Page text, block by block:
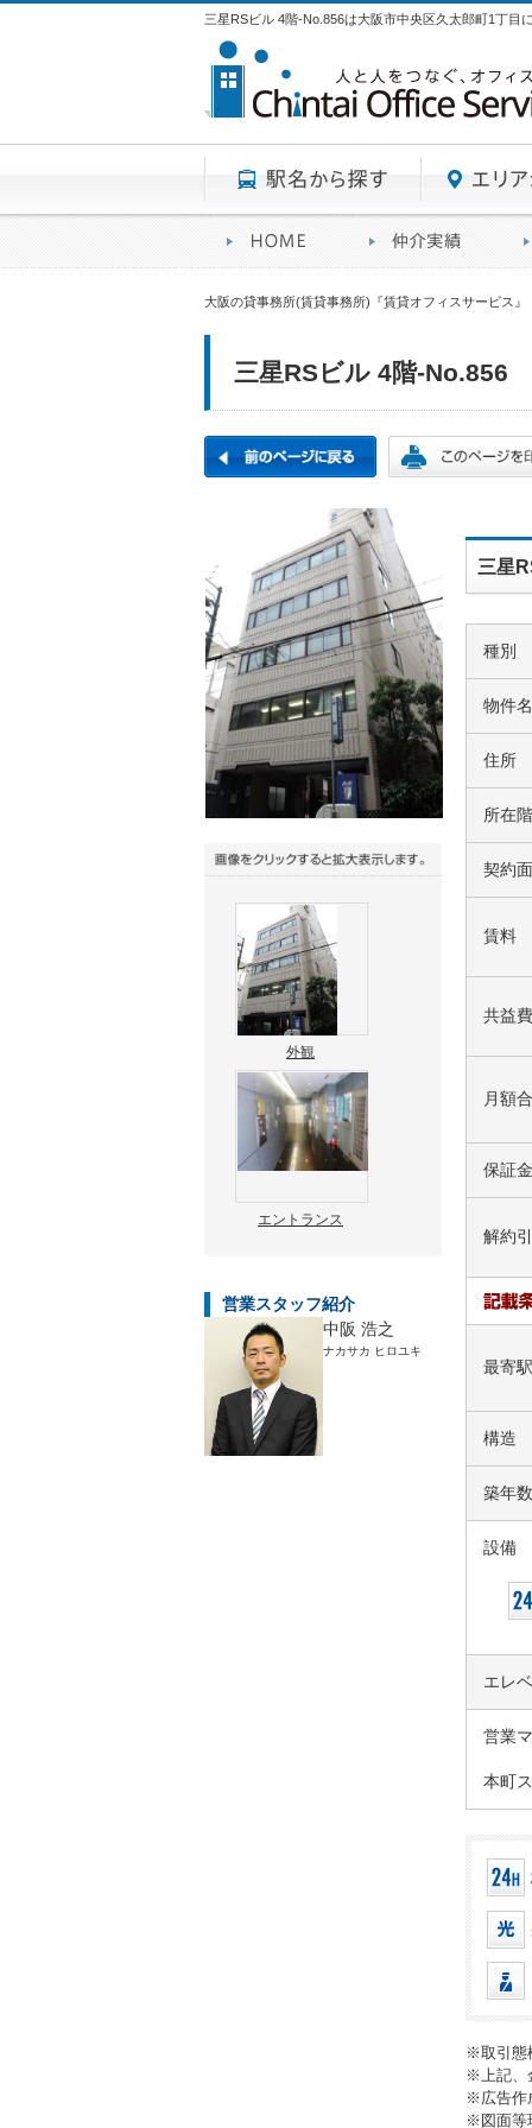
三星RSビル 4階-No.856は大阪市中央区久太郎町1丁目
大阪の貸事務所(賃貸事務所)『賃貸オフィスサービス』
三星RSビル 4階-No.856
外観
エントランス
営業スタッフ紹介
中阪 浩之
ナカサカ ヒロユキ
三星
種別
物件名
住所
所在階
契約
賃料
共益費
月額
保証金
解約引
最寄駅
構造
築年数
設備
エレ
営業
本町
※取引態
※上記、
※広告作
※図面等